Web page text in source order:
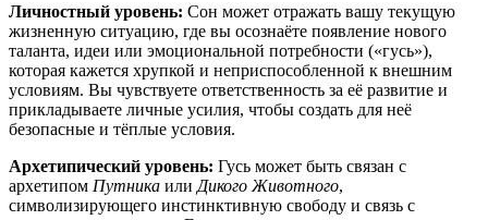
Личностный уровень: Сон может отражать вашу текущую
жизненную ситуацию, где вы осознаёте появление нового
таланта, идеи или эмоциональной потребности («гусь»),
которая кажется хрупкой и неприспособленной к внешним
условиям. Вы чувствуете ответственность за её развитие и
прикладываете личные усилия, чтобы создать для неё
безопасные и тёплые условия.
Архетипический уровень: Гусь может быть связан с
архетипом Путника или Дикого Животного,
символизирующего инстинктивную свободу и связь с